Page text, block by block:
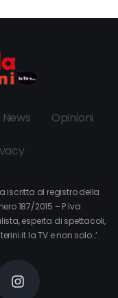
News Opinioni
iscritta al registro della
187/2015 – P.Iva
esperta di spettacoli,
la TV e non solo…’